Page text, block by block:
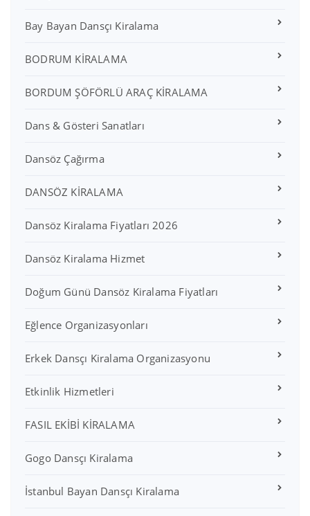
Bay Bayan Dansçı Kiralama
BODRUM KİRALAMA
BORDUM ŞÖFÖRLÜ ARAÇ KİRALAMA
Dans & Gösteri Sanatları
Dansöz Çağırma
DANSÖZ KİRALAMA
Dansöz Kiralama Fiyatları 2026
Dansöz Kiralama Hizmet
Doğum Günü Dansöz Kiralama Fiyatları
Eğlence Organizasyonları
Erkek Dansçı Kiralama Organizasyonu
Etkinlik Hizmetleri
FASIL EKİBİ KİRALAMA
Gogo Dansçı Kiralama
İstanbul Bayan Dansçı Kiralama